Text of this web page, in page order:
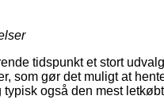
tidspunkt et stort
som gør det muligt at
også den mest